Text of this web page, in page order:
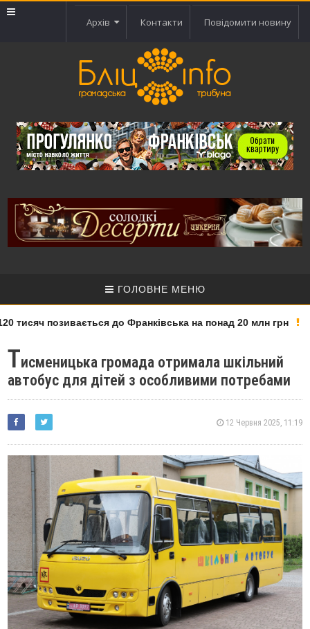
Архів Контакти Повідомити новину
ГОЛОВНЕ МЕНЮ
тисяч позивається до Франківська на понад 20 млн грн
Тисменицька громада отримала шкільний
автобус для дітей з особливими потребами
12 Червня 2025, 11:19